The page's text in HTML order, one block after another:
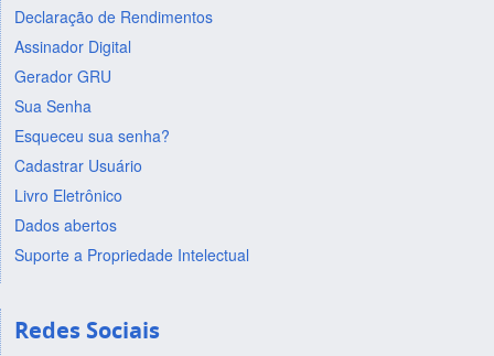
Declaração de Rendimentos
Assinador Digital
Gerador GRU
Sua Senha
Esqueceu sua senha?
Cadastrar Usuário
Livro Eletrônico
Dados abertos
Suporte a Propriedade Intelectual
Redes Sociais